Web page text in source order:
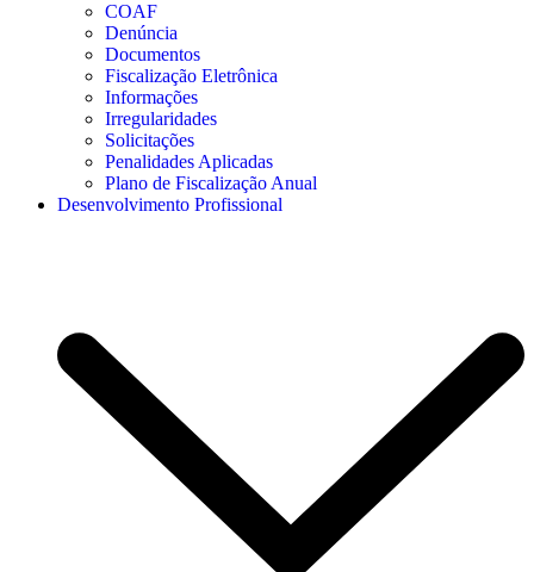
COAF
Denúncia
Documentos
Fiscalização Eletrônica
Informações
Irregularidades
Solicitações
Penalidades Aplicadas
Plano de Fiscalização Anual
Desenvolvimento Profissional